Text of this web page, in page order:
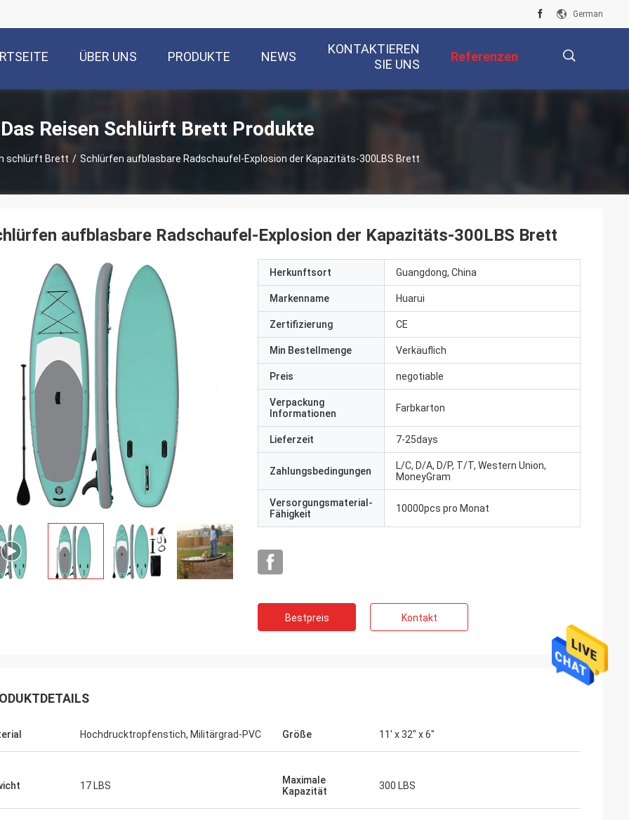
German
ÜBER UNS PRODUKTE NEWS
KONTAKTIEREN
SIE UNS
Referenzen
Das Reisen Schlürft Brett Produkte
schlürft Brett / Schlürfen aufblasbare Radschaufel-Explosion der Kapazitäts-300LBS Brett
aufblasbare Radschaufel-Explosion der Kapazitäts-300LBS Brett
Herkunftsort Guangdong, China
Markenname Huarui
Zertifizierung CE
Min Bestellmenge Verkäuflich
Preis negotiable
Verpackung
Informationen
Farbkarton
Lieferzeit 7-25days
Zahlungsbedingungen
L/C, D/A, D/P, T/T, Western Union,
MoneyGram
Versorgungsmaterial-
Fähigkeit
10000pcs pro Monat
Bestpreis Kontakt
Hochdrucktropfenstich, Militärgrad-PVC Größe 11' x 32" x 6"
17 LBS
Maximale
Kapazität
300 LBS